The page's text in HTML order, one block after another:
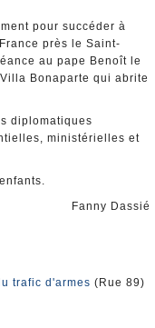
pour succéder à
près le Saint-
au pape Benoît le
Bonaparte qui abrite
diplomatiques
ministérielles et
Fanny Dassié
trafic d'armes (Rue 89)